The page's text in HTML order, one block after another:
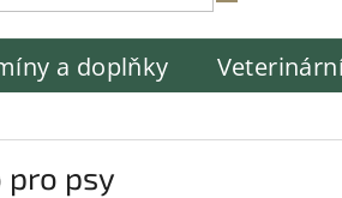
a doplňky
pro psy